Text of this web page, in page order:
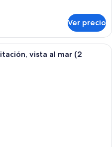
Ver precio
Un dormitorio con cama, una mesita
vista al mar (2